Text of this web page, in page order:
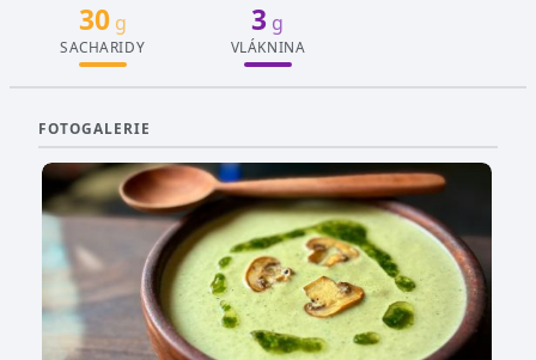
30g
SACHARIDY
3 g
VLÁKNINA
FOTOGALERIE